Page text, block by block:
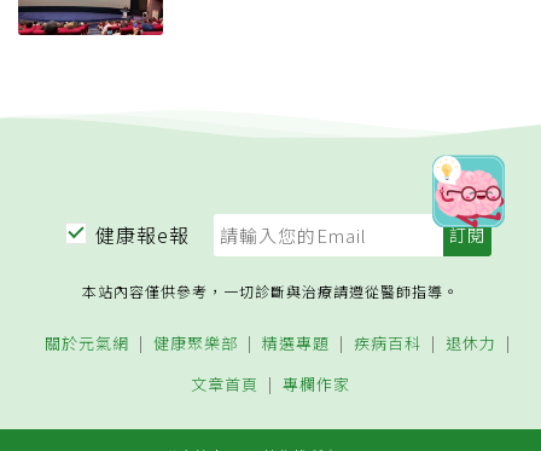
健康報e報
本站內容僅供參考，一切診斷與治療請遵從醫師指導。
關於元氣網 健康聚樂部 精選專題 疾病百科
退休力
文章首頁
專欄作家